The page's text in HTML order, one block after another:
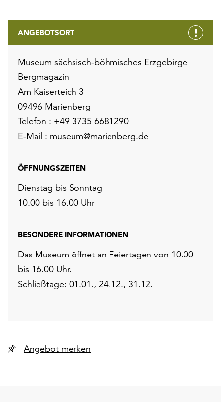
ANGEBOTSORT
Museum sächsisch-böhmisches Erzgebirge
Bergmagazin
Am Kaiserteich 3
09496 Marienberg
Telefon : +49 3735 6681290
E-Mail : museum@marienberg.de
ÖFFNUNGSZEITEN
Dienstag bis Sonntag
10.00 bis 16.00 Uhr
BESONDERE INFORMATIONEN
Das Museum öffnet an Feiertagen von 10.00
bis 16.00 Uhr.
Schließtage: 01.01., 24.12., 31.12.
Angebot merken